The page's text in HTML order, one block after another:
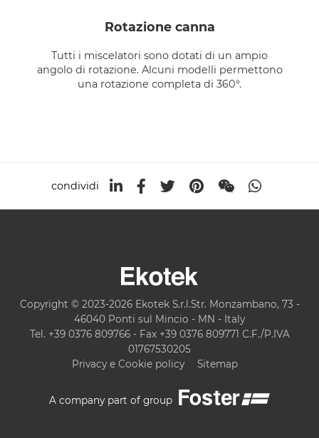
rotazione canna
Tutti i miscelatori sono dotati di un ampio
angolo di rotazione. Alcuni modelli permettono
una rotazione completa di 360°.
condividi
Copyright © 2023-2026 Ekotek S.r.l.Str. Monzambano, 73 -
46040 Ponti sul Mincio - MN - Italy
Tel. +39 0376 809766 - Fax +39 0376 809771 C.F./P.IVA
01767530205
Privacy e Cookie policy
Sitemap
A company part of group